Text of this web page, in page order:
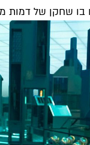
בו שחקן של דמות